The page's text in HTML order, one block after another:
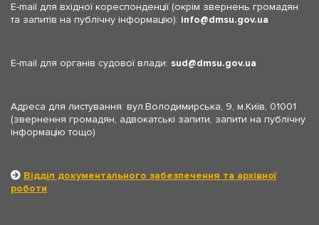
E-mail для вхідної кореспонденції (окрім звернень громадян
та запитів на публічну інформацію): info dmsu.gov.ua
E-mail для органів судової влади: sud dmsu.gov.ua
Адреса для листування: вул.Володимирська, 9, м.Київ, 01001
(звернення громадян, адвокатські запити, запити на публічну
інформацію тощо)
Відділ документального забезпечення та архівної
роботи